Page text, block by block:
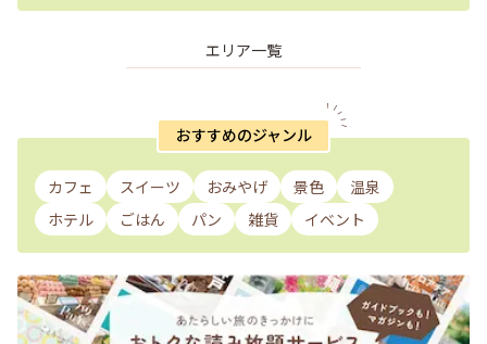
エリア一覧
おすすめのジャンル
カフェ スイーツ おみやげ 景色
温泉
ホテル
ごはん パン 雑貨 イベント